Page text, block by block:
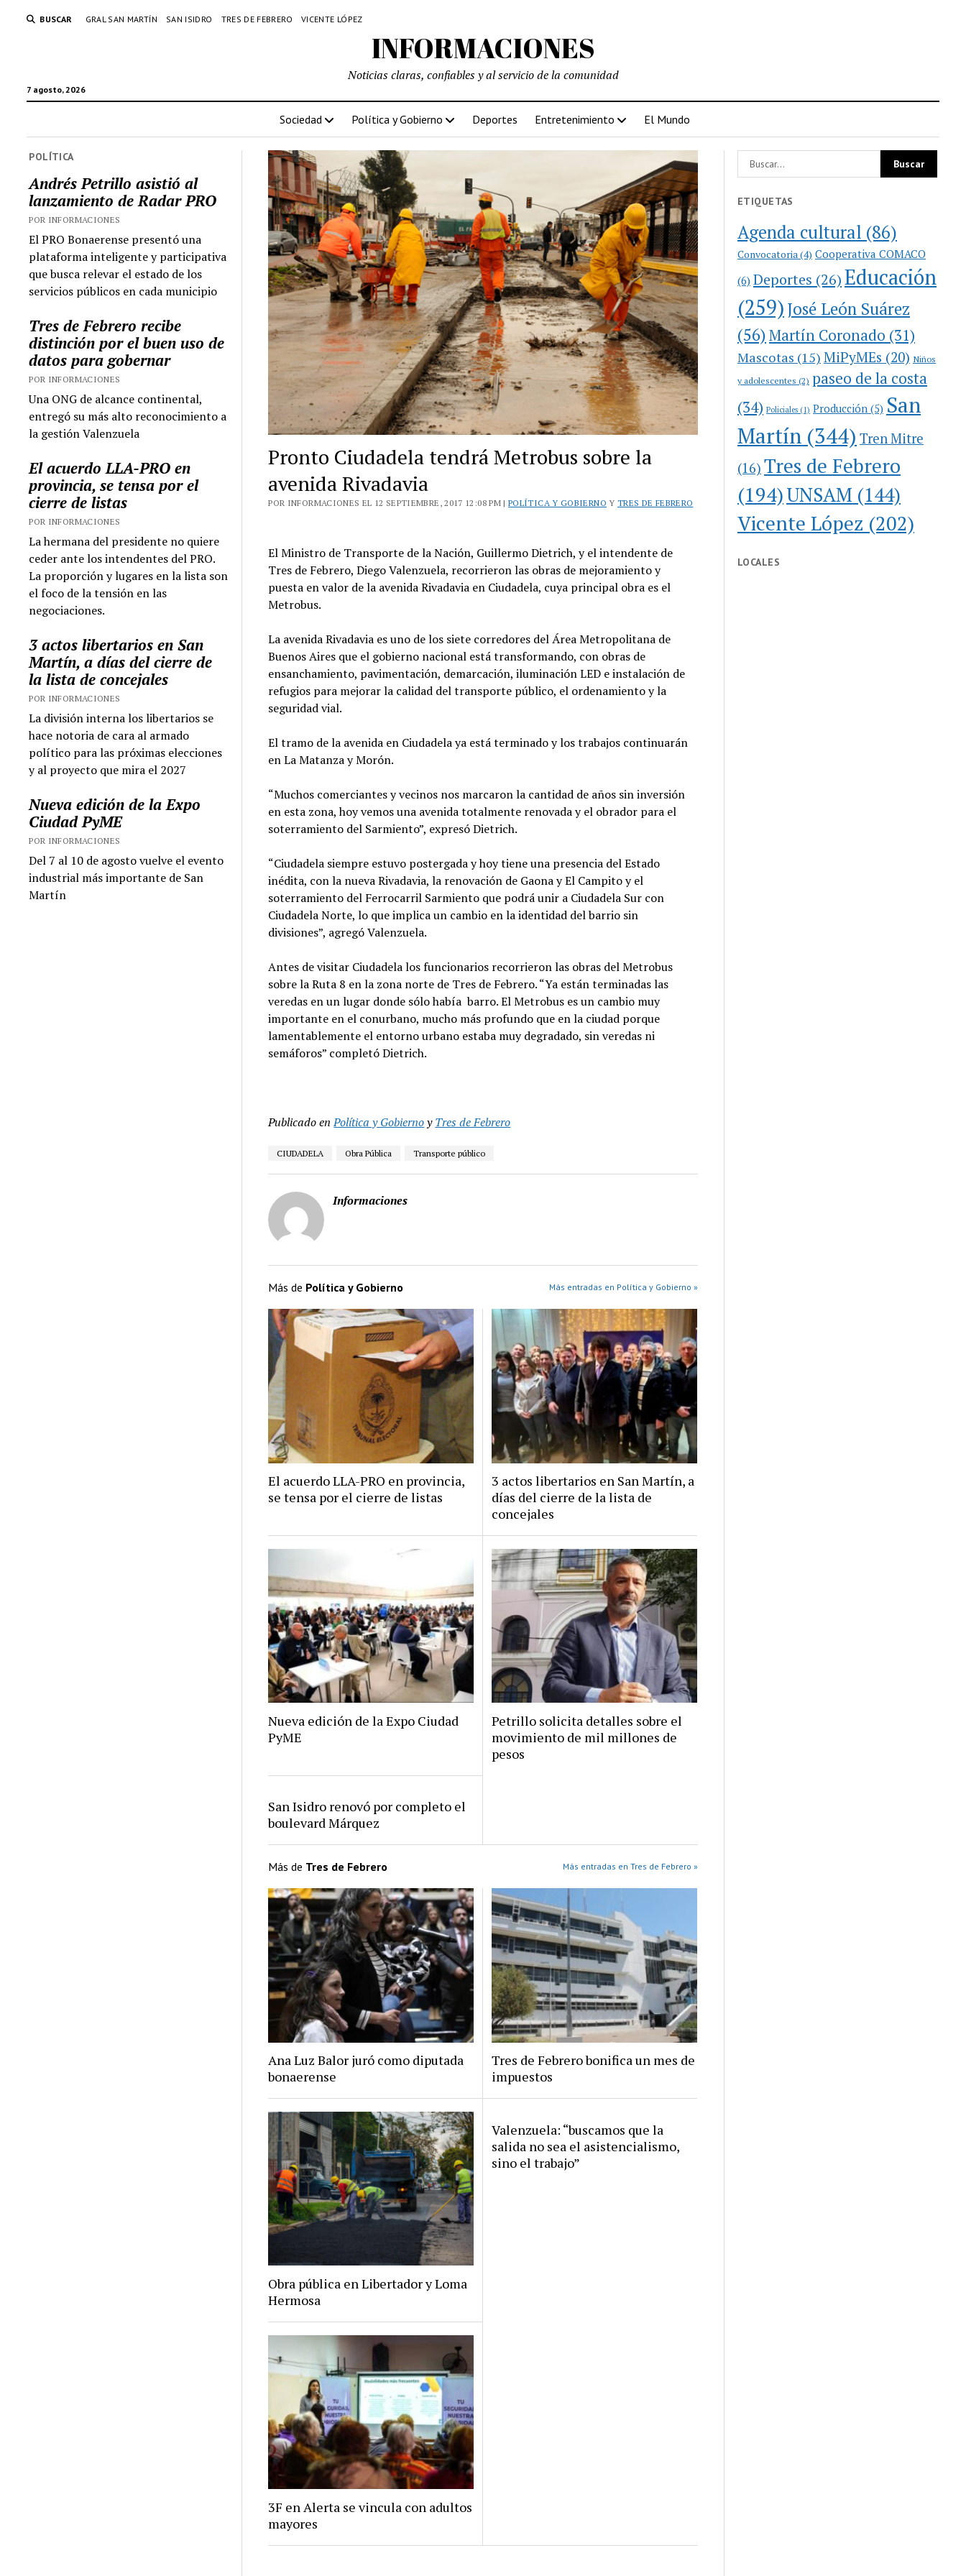
BUSCAR GRAL SAN MARTÍN SAN ISIDRO TRES DE FEBRERO VICENTE LÓPEZ
INFORMACIONES
7 agosto, 2026
Noticias claras, confiables y al servicio de la comunidad
Sociedad Política y Gobierno Deportes Entretenimiento El Mundo
POLÍTICA
Andrés Petrillo asistió al
lanzamiento de Radar PRO
POR INFORMACIONES
El PRO Bonaerense presentó una
plataforma inteligente y participativa
que busca relevar el estado de los
servicios públicos en cada municipio
Tres de Febrero recibe
distinción por el buen uso de
datos para gobernar
POR INFORMACIONES
Una ONG de alcance continental,
entregó su más alto reconocimiento a
la gestión Valenzuela
El acuerdo LLA-PRO en
provincia, se tensa por el
cierre de listas
POR INFORMACIONES
La hermana del presidente no quiere
ceder ante los intendentes del PRO.
La proporción y lugares en la lista son
el foco de la tensión en las
negociaciones.
3 actos libertarios en San
Martín, a días del cierre de
la lista de concejales
POR INFORMACIONES
La división interna los libertarios se
hace notoria de cara al armado
político para las próximas elecciones
y al proyecto que mira el 2027
Nueva edición de la Expo
Ciudad PyME
POR INFORMACIONES
Del 7 al 10 de agosto vuelve el evento
industrial más importante de San
Martín
Pronto Ciudadela tendrá Metrobus sobre la
avenida Rivadavia
POR INFORMACIONES EL 12 SEPTIEMBRE, 2017 12:08 PM |POLÍTICA Y GOBIERNO Y TRES DE FEBRERO
El Ministro de Transporte de la Nación, Guillermo Dietrich, y el intendente de
Tres de Febrero, Diego Valenzuela, recorrieron las obras de mejoramiento y
puesta en valor de la avenida Rivadavia en Ciudadela, cuya principal obra es el
Metrobus.
La avenida Rivadavia es uno de los siete corredores del Área Metropolitana de
Buenos Aires que el gobierno nacional está transformando, con obras de
ensanchamiento, pavimentación, demarcación, iluminación LED e instalación de
refugios para mejorar la calidad del transporte público, el ordenamiento y la
seguridad vial.
El tramo de la avenida en Ciudadela ya está terminado y los trabajos continuarán
en La Matanza y Morón.
“Muchos comerciantes y vecinos nos marcaron la cantidad de años sin inversión
en esta zona, hoy vemos una avenida totalmente renovada y el obrador para el
soterramiento del Sarmiento”, expresó Dietrich.
“Ciudadela siempre estuvo postergada y hoy tiene una presencia del Estado
inédita, con la nueva Rivadavia, la renovación de Gaona y El Campito y el
soterramiento del Ferrocarril Sarmiento que podrá unir a Ciudadela Sur con
Ciudadela Norte, lo que implica un cambio en la identidad del barrio sin
divisiones”, agregó Valenzuela.
Antes de visitar Ciudadela los funcionarios recorrieron las obras del Metrobus
sobre la Ruta 8 en la zona norte de Tres de Febrero. “Ya están terminadas las
veredas en un lugar donde sólo había barro. El Metrobus es un cambio muy
importante en el conurbano, mucho más profundo que en la ciudad porque
lamentablemente el entorno urbano estaba muy degradado, sin veredas ni
semáforos” completó Dietrich.
Publicado en Política y GobiernoyTres de Febrero
CIUDADELA Obra Pública Transporte público
Informaciones
Más de Política y Gobierno Más entradas en Política y Gobierno »
El acuerdo LLA-PRO en provincia,
se tensa por el cierre de listas
3 actos libertarios en San Martín, a
días del cierre de la lista de
concejales
Nueva edición de la Expo Ciudad
PyME
Petrillo solicita detalles sobre el
movimiento de mil millones de
pesos
San Isidro renovó por completo el
boulevard Márquez
Más de Tres de Febrero Más entradas en Tres de Febrero »
Ana Luz Balor juró como diputada
bonaerense
Tres de Febrero bonifica un mes de
impuestos
Obra pública en Libertador y Loma
Hermosa
Valenzuela: “buscamos que la
salida no sea el asistencialismo,
sino el trabajo”
3F en Alerta se vincula con adultos
mayores
ETIQUETAS
Agenda cultural (86)
Convocatoria (4) Cooperativa COMACO
(6) Deportes (26)Educación
(259)José León Suárez
(56)Martín Coronado (31)
Mascotas (15) MiPyMEs (20) Niños
y adolescentes (2) paseo de la costa
(34) Policiales (1) Producción (5) San
Martín (344) Tren Mitre
(16) Tres de Febrero
(194)UNSAM (144)
Vicente López (202)
LOCALES